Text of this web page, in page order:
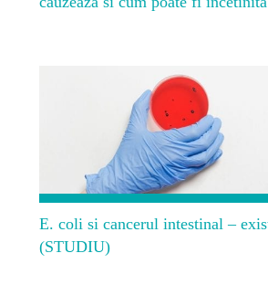
E. coli si cancerul intestinal –
(STUDIU)